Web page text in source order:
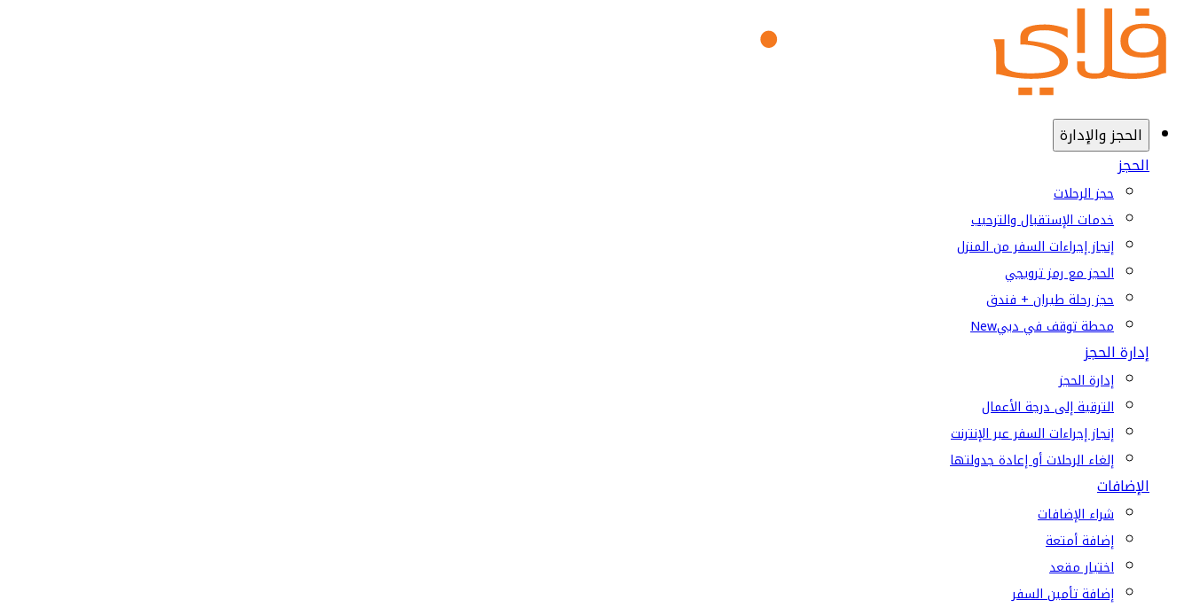
الحجز والإدارة
الحجز
حجز الرحلات
خدمات الإستقبال والترحيب
إنجاز إجراءات السفر من المنزل
الحجز مع رمز ترويجي
حجز رحلة طيران + فندق
محطة توقف في دبيNew
إدارة الحجز
إدارة الحجز
الترقية إلى درجة الأعمال
إنجاز إجراءات السفر عبر الإنترنت
إلغاء الرحلات أو إعادة جدولتها
الإضافات
شراء الإضافات
إضافة أمتعة
اختيار مقعد
إضافة تأمين السفر